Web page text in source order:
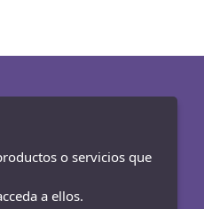
o servicios que
a ellos.